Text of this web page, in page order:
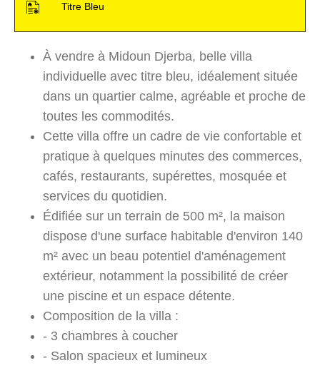
Titre Bleu
À vendre à Midoun Djerba, belle villa
individuelle avec titre bleu, idéalement située
dans un quartier calme, agréable et proche de
toutes les commodités.
Cette villa offre un cadre de vie confortable et
pratique à quelques minutes des commerces,
cafés, restaurants, supérettes, mosquée et
services du quotidien.
Édifiée sur un terrain de 500 m², la maison
dispose d'une surface habitable d'environ 140
m² avec un beau potentiel d'aménagement
extérieur, notamment la possibilité de créer
une piscine et un espace détente.
Composition de la villa :
- 3 chambres à coucher
- Salon spacieux et lumineux